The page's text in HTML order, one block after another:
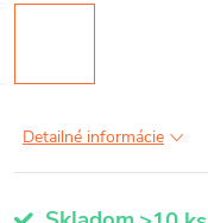
Detailné informácie